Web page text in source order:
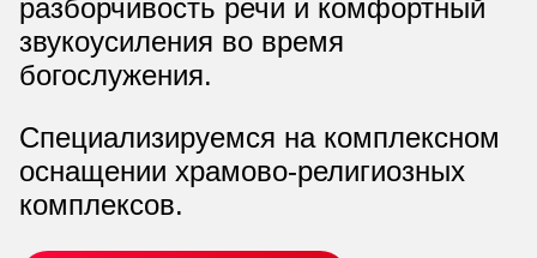
разборчивость речи и комфортный
звукоусиления во время
богослужения.
Специализируемся на комплексном
оснащении храмово-религиозных
комплексов.